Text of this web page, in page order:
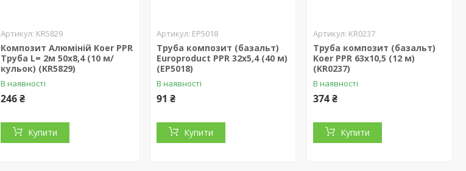
KR5829
Композит Алюміній Koer PPR
Труба L= 2м 50x8,4 (10 м/
кульок) (KR5829)
В наявності
246 ₴
Купити
EP5018
Труба композит (базальт)
Europroduct PPR 32x5,4 (40 м)
(EP5018)
В наявності
91 ₴
Купити
KR0237
Труба композит (базальт)
Koer PPR 63x10,5 (12 м)
(KR0237)
В наявності
374 ₴
Купити